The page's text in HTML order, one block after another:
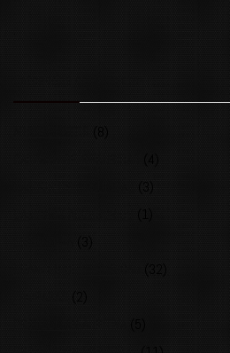
(8)
(3)
(2)